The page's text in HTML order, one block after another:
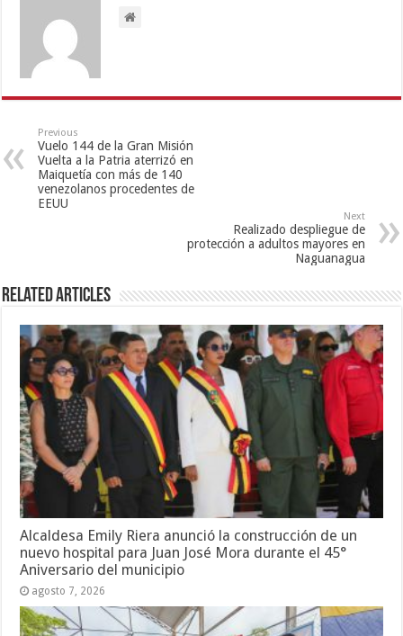
Previous
Vuelo 144 de la Gran Misión
Vuelta a la Patria aterrizó en
Maiquetía con más de 140
venezolanos procedentes de
EEUU
Next
Realizado despliegue de
protección a adultos mayores en
Naguanagua
Related Articles
Alcaldesa Emily Riera anunció la construcción de un
nuevo hospital para Juan José Mora durante el 45°
Aniversario del municipio
agosto 7, 2026